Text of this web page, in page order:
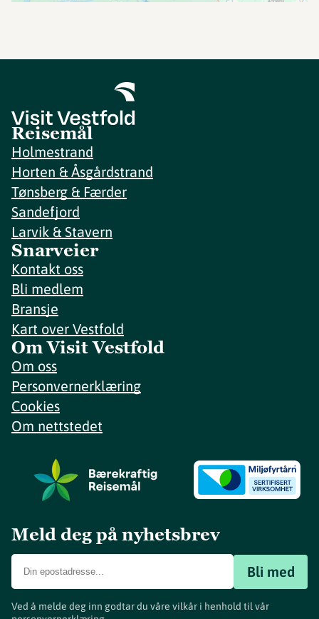
Reisemål
Holmestrand
Horten & Åsgårdstrand
Tønsberg & Færder
Sandefjord
Larvik & Stavern
Snarveier
Kontakt oss
Bli medlem
Bransje
Kart over Vestfold
Om Visit Vestfold
Om oss
Personvernerklæring
Cookies
Om nettstedet
Meld deg på nyhetsbrev
Bli med
Ved å melde deg inn godtar du våre vilkår i henhold til vår